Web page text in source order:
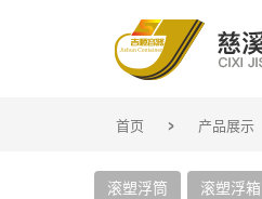
首页 > 产品展示
滚塑浮筒 滚塑浮箱